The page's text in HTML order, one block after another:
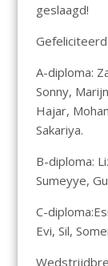
geslaagd!
A-diploma:
Sonny,
Hajar,
Sakariya.
B-diploma:
Sumeyye,
C-
Evi, Sil,